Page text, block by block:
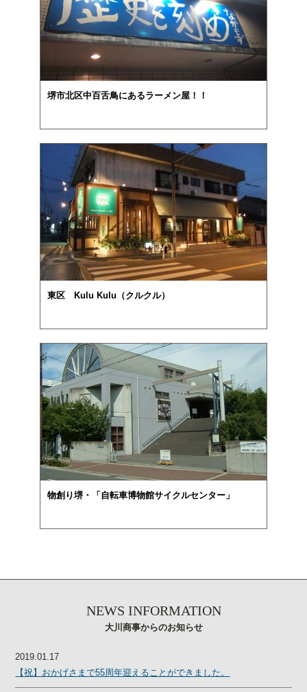
堺市北区中百舌鳥にあるラーメン屋！！
東区 Kulu Kulu（クルクル）
物創り堺・「自転車博物館サイクルセンター」
NEWS INFORMATION
大川商事からのお知らせ
2019.01.17
【祝】おかげさまで55周年迎えることができました。